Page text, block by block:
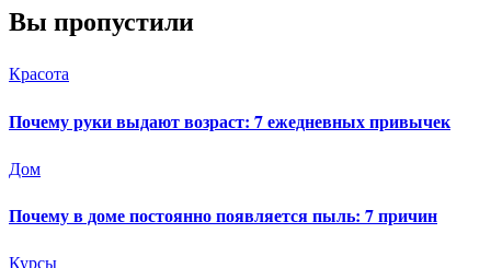
Вы пропустили
Красота
Почему руки выдают возраст: 7 ежедневных привычек
Дом
Почему в доме постоянно появляется пыль: 7 причин
Курсы